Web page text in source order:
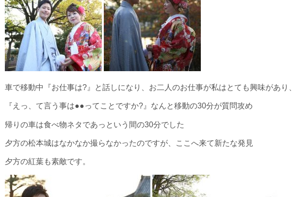
車で移動中『お仕事は?』と話しになり、お二人のお仕事が私はとても興味があり、
『えっ、て言う事は●●ってことですか?』なんと移動の30分が質問攻め
帰りの車は食べ物ネタであっという間の30分でした
夕方の松本城はなかなか撮らなかったのですが、ここへ来て新たな発見
夕方の紅葉も素敵です。